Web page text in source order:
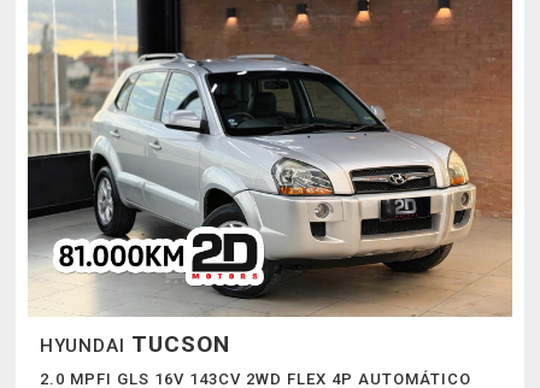
HYUNDAI TUCSON
2.0 MPFI GLS 16V 143CV 2WD FLEX 4P AUTOMÁTICO